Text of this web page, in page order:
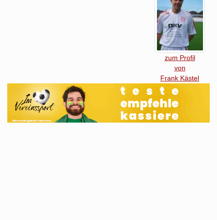
zum Profil
von
Frank Kästel